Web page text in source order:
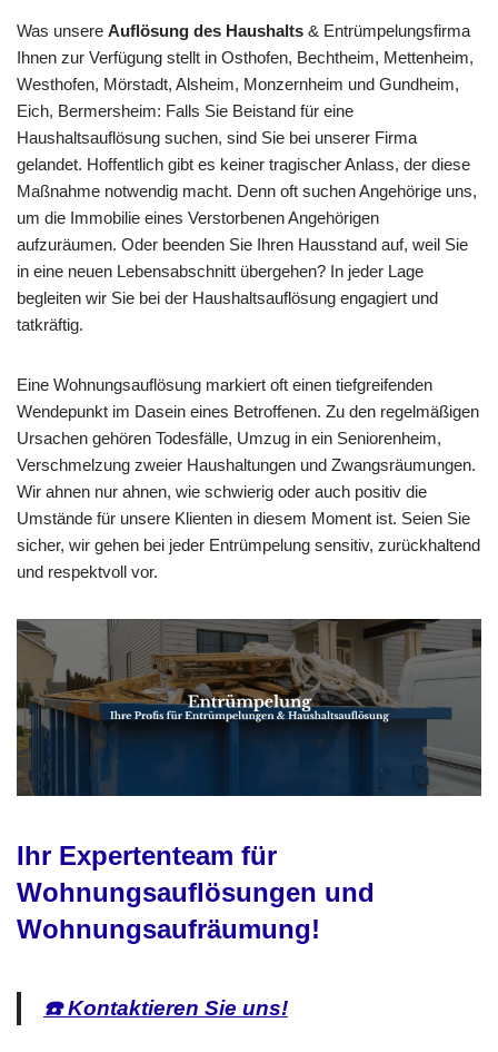
Was unsere Auflösung des Haushalts & Entrümpelungsfirma
Ihnen zur Verfügung stellt in Osthofen, Bechtheim, Mettenheim,
Westhofen, Mörstadt, Alsheim, Monzernheim und Gundheim,
Eich, Bermersheim: Falls Sie Beistand für eine
Haushaltsauflösung suchen, sind Sie bei unserer Firma
gelandet. Hoffentlich gibt es keiner tragischer Anlass, der diese
Maßnahme notwendig macht. Denn oft suchen Angehörige uns,
um die Immobilie eines Verstorbenen Angehörigen
aufzuräumen. Oder beenden Sie Ihren Hausstand auf, weil Sie
in eine neuen Lebensabschnitt übergehen? In jeder Lage
begleiten wir Sie bei der Haushaltsauflösung engagiert und
tatkräftig.
Eine Wohnungsauflösung markiert oft einen tiefgreifenden
Wendepunkt im Dasein eines Betroffenen. Zu den regelmäßigen
Ursachen gehören Todesfälle, Umzug in ein Seniorenheim,
Verschmelzung zweier Haushaltungen und Zwangsräumungen.
Wir ahnen nur ahnen, wie schwierig oder auch positiv die
Umstände für unsere Klienten in diesem Moment ist. Seien Sie
sicher, wir gehen bei jeder Entrümpelung sensitiv, zurückhaltend
und respektvoll vor.
Ihr Expertenteam für
Wohnungsauflösungen und
Wohnungsaufräumung!
☎️ Kontaktieren Sie uns!